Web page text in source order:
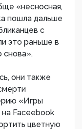
«несносная,
пошла дальше
с
это раньше в
снова».
они также
«Игры
на Faceebook
цветную